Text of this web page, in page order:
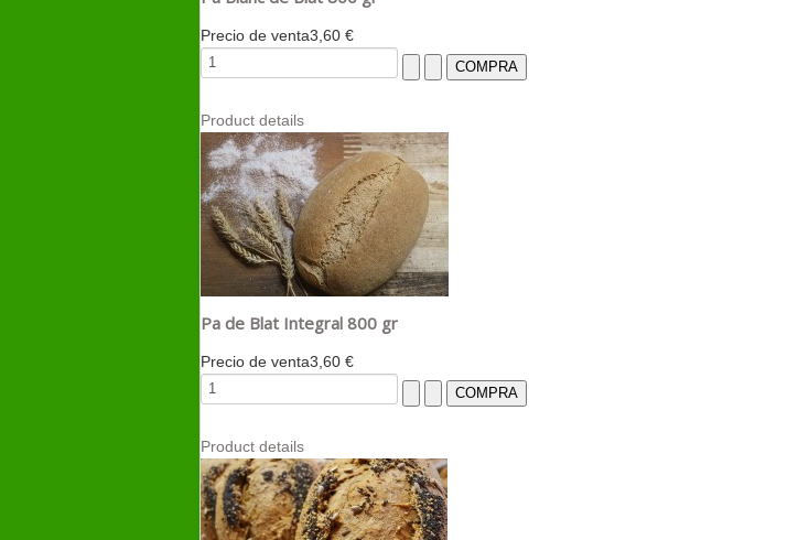
Precio de venta3,60 €
Product details
Pa de Blat Integral 800 gr
Precio de venta3,60 €
Product details